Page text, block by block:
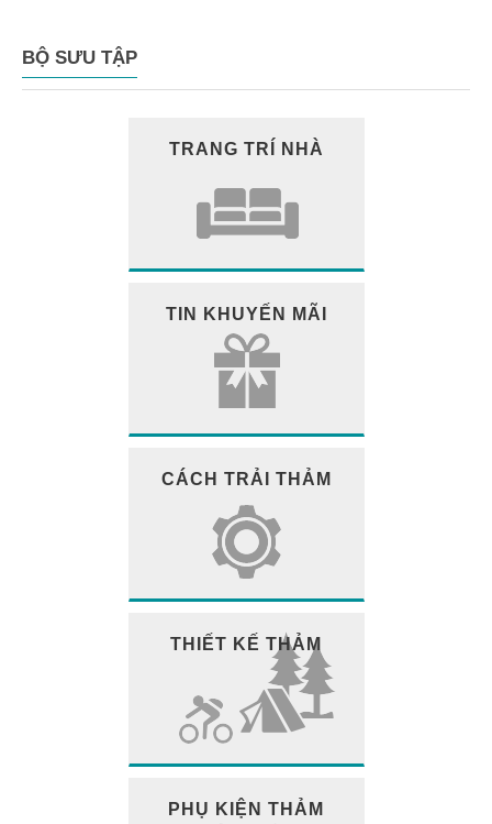
BỘ SƯU TẬP
TRANG TRÍ NHÀ
TIN KHUYẾN MÃI
CÁCH TRẢI THẢM
THIẾT KẾ THẢM
PHỤ KIỆN THẢM